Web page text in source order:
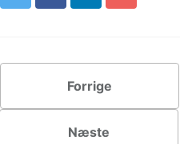
Forrige
Næste